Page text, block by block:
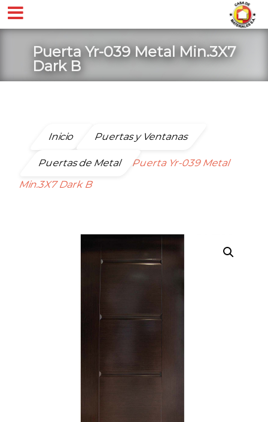
Puerta Yr-039 Metal Min.3X7
Dark B
Inicio Puertas y Ventanas
Puertas de Metal
Puerta Yr-039 Metal
Min.3X7 Dark B